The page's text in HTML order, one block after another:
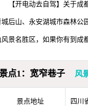
【开电动去自驾】关于
城后山、永安湖城市森林公
风景名胜区，如果你有到成
景点1：宽窄巷子 风
景点地址 四川